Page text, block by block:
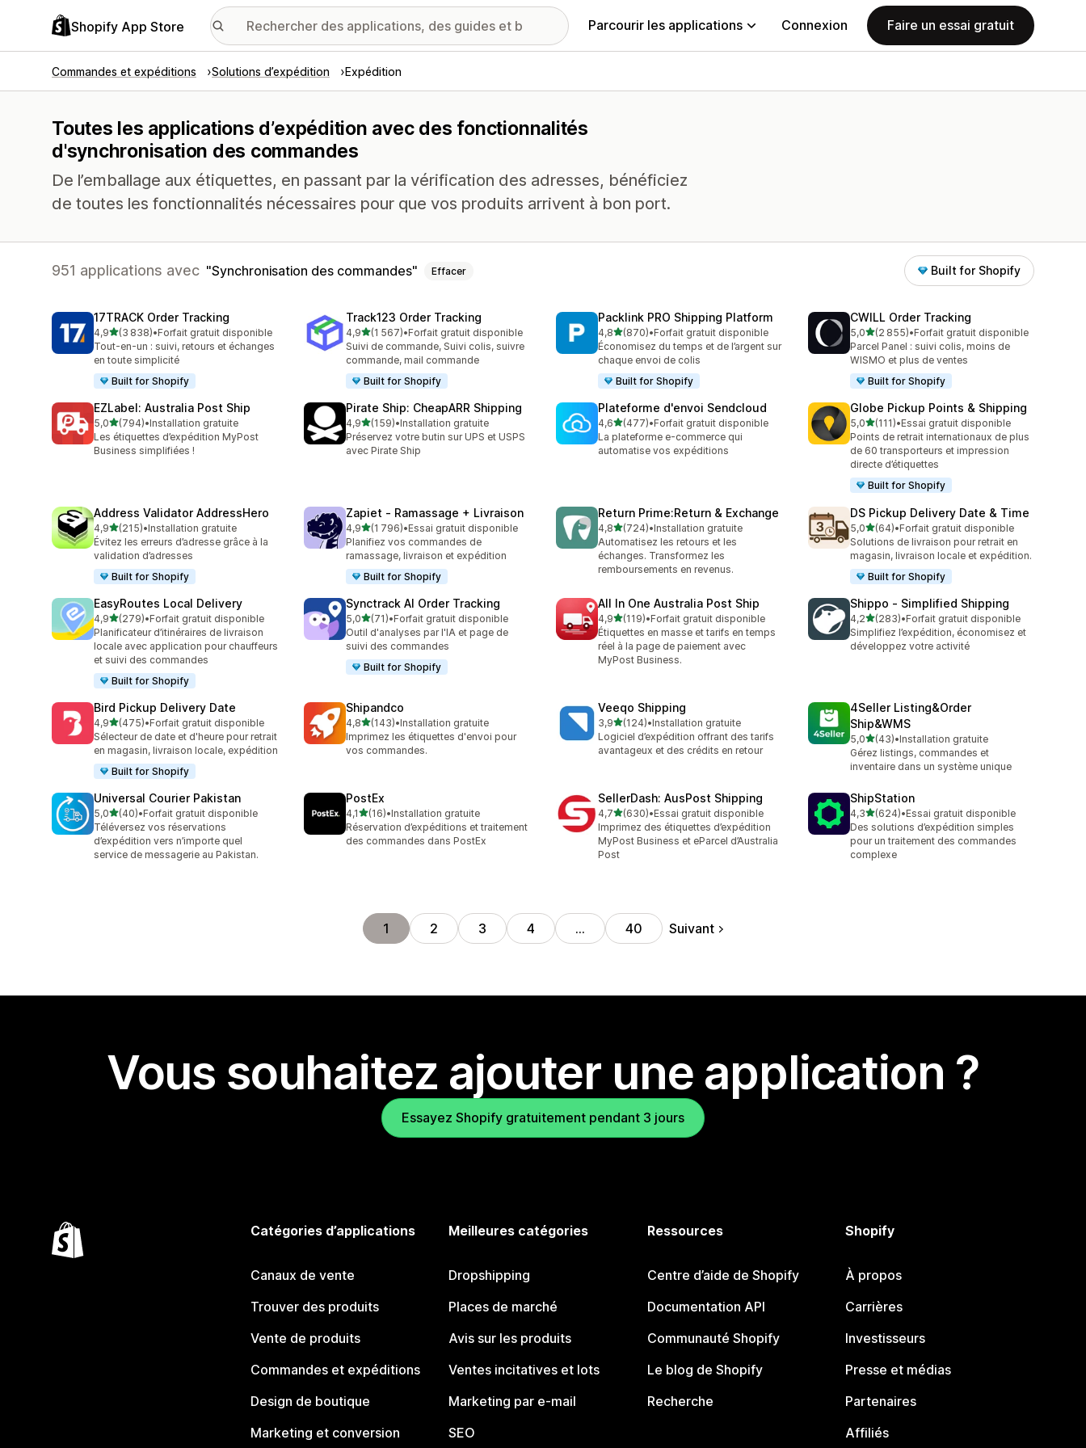
Shopify App Store Parcourir les applications Connexion Faire un essai gratuit
Commandes et expéditions Solutions d’expédition Expédition
Toutes les applications d’expédition avec des fonctionnalités
d'synchronisation des commandes
De l’emballage aux étiquettes, en passant par la vérification des adresses, bénéficiez
de toutes les fonctionnalités nécessaires pour que vos produits arrivent à bon port.
951 applications avec Synchronisation des commandes Effacer Built for Shopify
17TRACK Order Tracking
4,9étoile(s) sur 5
(3 838)
3838 avis au total
•Forfait gratuit disponible
Tout-en-un : suivi, retours et échanges
en toute simplicité
Built for Shopify
Track123 Order Tracking
4,9étoile(s) sur 5
(1 567)
1567 avis au total
•Forfait gratuit disponible
Suivi de commande, Suivi colis, suivre
commande, mail commande
Built for Shopify
Packlink PRO Shipping Platform
4,8étoile(s) sur 5
(870)
870 avis au total
•Forfait gratuit disponible
Économisez du temps et de l’argent sur
chaque envoi de colis
Built for Shopify
CWILL Order Tracking
5,0étoile(s) sur 5
(2 855)
2855 avis au total
•Forfait gratuit disponible
Parcel Panel : suivi colis, moins de
WISMO et plus de ventes
Built for Shopify
EZLabel: Australia Post Ship
5,0étoile(s) sur 5
(794)
794 avis au total
•Installation gratuite
Les étiquettes d’expédition MyPost
Business simplifiées !
Pirate Ship: CheapARR Shipping
4,9étoile(s) sur 5
(159)
159 avis au total
•Installation gratuite
Préservez votre butin sur UPS et USPS
avec Pirate Ship
Plateforme d'envoi Sendcloud
4,6étoile(s) sur 5
(477)
477 avis au total
•Forfait gratuit disponible
La plateforme e-commerce qui
automatise vos expéditions
Globe Pickup Points & Shipping
5,0étoile(s) sur 5
(111)
111 avis au total
•Essai gratuit disponible
Points de retrait internationaux de plus
de 60 transporteurs et impression
directe d’étiquettes
Built for Shopify
Address Validator AddressHero
4,9étoile(s) sur 5
(215)
215 avis au total
•Installation gratuite
Évitez les erreurs d’adresse grâce à la
validation d’adresses
Built for Shopify
Zapiet ‑ Ramassage + Livraison
4,9étoile(s) sur 5
(1 796)
1796 avis au total
•Essai gratuit disponible
Planifiez vos commandes de
ramassage, livraison et expédition
Built for Shopify
Return Prime:Return & Exchange
4,8étoile(s) sur 5
(724)
724 avis au total
•Installation gratuite
Automatisez les retours et les
échanges. Transformez les
remboursements en revenus.
DS Pickup Delivery Date & Time
5,0étoile(s) sur 5
(64)
64 avis au total
•Forfait gratuit disponible
Solutions de livraison pour retrait en
magasin, livraison locale et expédition.
Built for Shopify
EasyRoutes Local Delivery
4,9étoile(s) sur 5
(279)
279 avis au total
•Forfait gratuit disponible
Planificateur d’itinéraires de livraison
locale avec application pour chauffeurs
et suivi des commandes
Built for Shopify
Synctrack AI Order Tracking
5,0étoile(s) sur 5
(71)
71 avis au total
•Forfait gratuit disponible
Outil d'analyses par l'IA et page de
suivi des commandes
Built for Shopify
All In One Australia Post Ship
4,9étoile(s) sur 5
(119)
119 avis au total
•Forfait gratuit disponible
Étiquettes en masse et tarifs en temps
réel à la page de paiement avec
MyPost Business.
Shippo ‑ Simplified Shipping
4,2étoile(s) sur 5
(283)
283 avis au total
•Forfait gratuit disponible
Simplifiez l’expédition, économisez et
développez votre activité
Bird Pickup Delivery Date
4,9étoile(s) sur 5
(475)
475 avis au total
•Forfait gratuit disponible
Sélecteur de date et d'heure pour retrait
en magasin, livraison locale, expédition
Built for Shopify
Shipandco
4,8étoile(s) sur 5
(143)
143 avis au total
•Installation gratuite
Imprimez les étiquettes d'envoi pour
vos commandes.
Veeqo Shipping
3,9étoile(s) sur 5
(124)
124 avis au total
•Installation gratuite
Logiciel d’expédition offrant des tarifs
avantageux et des crédits en retour
4Seller Listing&Order
Ship&WMS
5,0étoile(s) sur 5
(43)
43 avis au total
•Installation gratuite
Gérez listings, commandes et
inventaire dans un système unique
Universal Courier Pakistan
5,0étoile(s) sur 5
(40)
40 avis au total
•Forfait gratuit disponible
Téléversez vos réservations
d’expédition vers n’importe quel
service de messagerie au Pakistan.
PostEx
4,1étoile(s) sur 5
(16)
16 avis au total
•Installation gratuite
Réservation d’expéditions et traitement
des commandes dans PostEx
SellerDash: AusPost Shipping
4,7étoile(s) sur 5
(630)
630 avis au total
•Essai gratuit disponible
Imprimez des étiquettes d’expédition
MyPost Business et eParcel d’Australia
Post
ShipStation
4,3étoile(s) sur 5
(624)
624 avis au total
•Essai gratuit disponible
Des solutions d’expédition simples
pour un traitement des commandes
complexe
1 2 3 4 … 40 Suivant
Vous souhaitez ajouter une application ?
Essayez Shopify gratuitement pendant 3 jours
Catégories d’applications
Canaux de vente
Trouver des produits
Vente de produits
Commandes et expéditions
Design de boutique
Marketing et conversion
Meilleures catégories
Dropshipping
Places de marché
Avis sur les produits
Ventes incitatives et lots
Marketing par e-mail
SEO
Ressources
Centre d’aide de Shopify
Documentation API
Communauté Shopify
Le blog de Shopify
Recherche
Shopify
À propos
Carrières
Investisseurs
Presse et médias
Partenaires
Affiliés